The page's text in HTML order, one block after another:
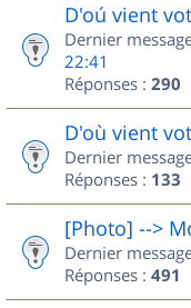
D'oú vient
Dernier
22:41
Réponses : 290
D'où vient
Dernier
Réponses : 133
[Photo] -->
Dernier
Réponses : 491